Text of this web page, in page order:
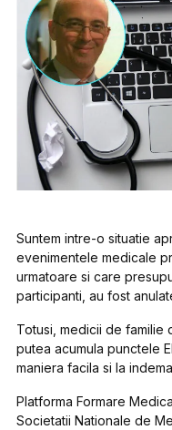
Suntem intre-o situatie
evenimentele medicale
urmatoare si care
participanti, au fost
Totusi, medicii de familie
putea acumula punctele
maniera facila si la
Platforma Formare
Societatii Nationale de